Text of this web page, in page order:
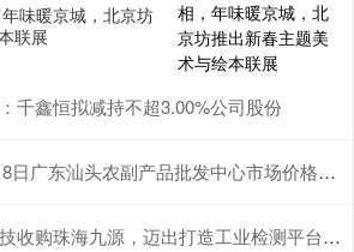
味暖京城，北京坊
联展
千鑫恒拟减持不超3.00%公司股份
广东汕头农副产品批发中心市场价格行情
珠海九源，迈出打造工业检测平台型企业的关键一步